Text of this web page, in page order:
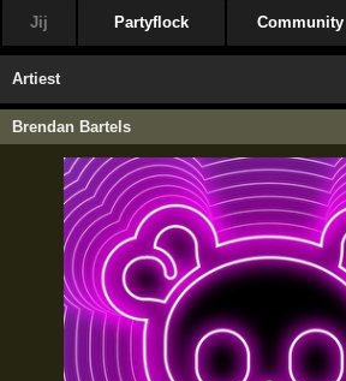
Jij Partyflock Community
Artiest
Brendan Bartels